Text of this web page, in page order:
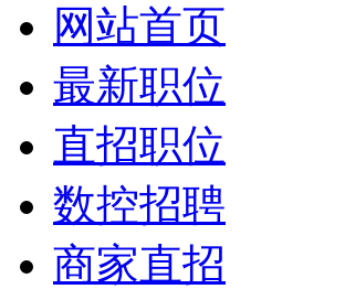
网站首页
最新职位
直招职位
数控招聘
商家直招